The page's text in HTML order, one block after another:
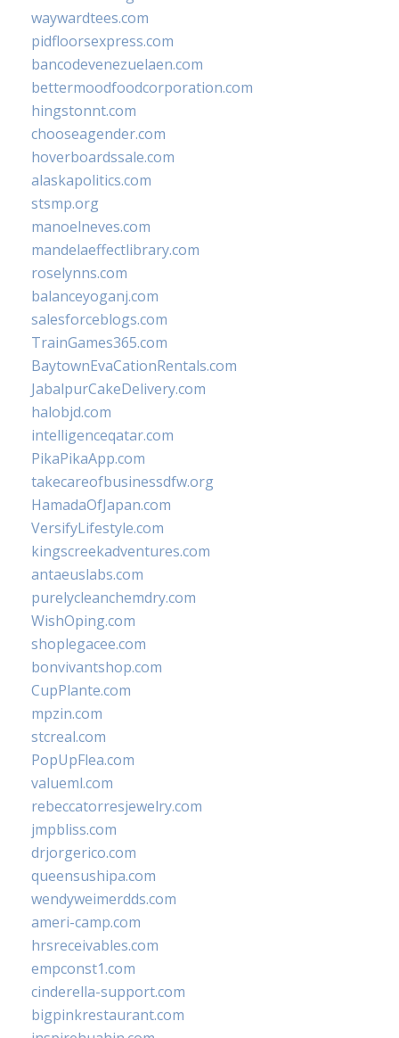
waywardtees.com
pidfloorsexpress.com
bancodevenezuelaen.com
bettermoodfoodcorporation.com
hingstonnt.com
chooseagender.com
hoverboardssale.com
alaskapolitics.com
stsmp.org
manoelneves.com
mandelaeffectlibrary.com
roselynns.com
balanceyoganj.com
salesforceblogs.com
TrainGames365.com
BaytownEvaCationRentals.com
JabalpurCakeDelivery.com
halobjd.com
intelligenceqatar.com
PikaPikaApp.com
takecareofbusinessdfw.org
HamadaOfJapan.com
VersifyLifestyle.com
kingscreekadventures.com
antaeuslabs.com
purelycleanchemdry.com
WishOping.com
shoplegacee.com
bonvivantshop.com
CupPlante.com
mpzin.com
stcreal.com
PopUpFlea.com
valueml.com
rebeccatorresjewelry.com
jmpbliss.com
drjorgerico.com
queensushipa.com
wendyweimerdds.com
ameri-camp.com
hrsreceivables.com
empconst1.com
cinderella-support.com
bigpinkrestaurant.com